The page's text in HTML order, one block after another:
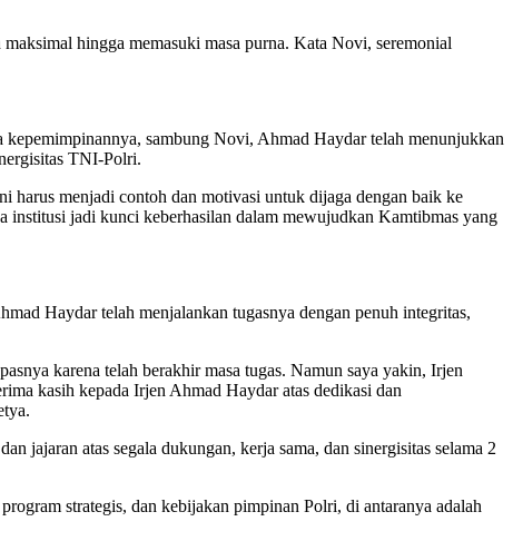
hingga memasuki masa purna. Kata Novi, seremonial
kepemimpinannya, sambung Novi, Ahmad Haydar telah menunjukkan
TNI-Polri.
harus menjadi contoh dan motivasi untuk dijaga dengan baik ke
institusi jadi kunci keberhasilan dalam mewujudkan Kamtibmas yang
Haydar telah menjalankan tugasnya dengan penuh integritas,
karena telah berakhir masa tugas. Namun saya yakin, Irjen
kasih kepada Irjen Ahmad Haydar atas dedikasi dan
jajaran atas segala dukungan, kerja sama, dan sinergisitas selama 2
strategis, dan kebijakan pimpinan Polri, di antaranya adalah